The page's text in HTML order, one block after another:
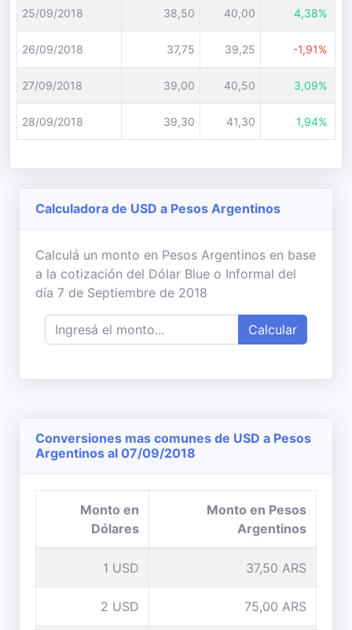
25/09/2018 38,50 40,00 4,38%
26/09/2018 37,75 39,25 -1,91%
27/09/2018 39,00 40,50 3,09%
28/09/2018 39,30 41,30 1,94%
Calculadora de USD a Pesos Argentinos
Calculá un monto en Pesos Argentinos en base
a la cotización del Dólar Blue o Informal del
día 7 de Septiembre de 2018
Calcular
Conversiones mas comunes de USD a Pesos
Argentinos al 07/09/2018
Monto en
Dólares
Monto en Pesos
Argentinos
1 USD 37,50 ARS
2 USD 75,00 ARS